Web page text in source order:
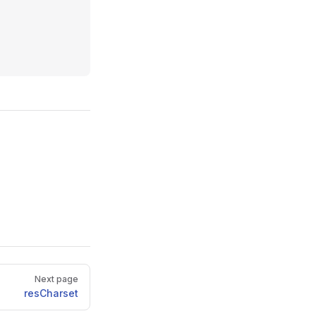
Next page
resCharset